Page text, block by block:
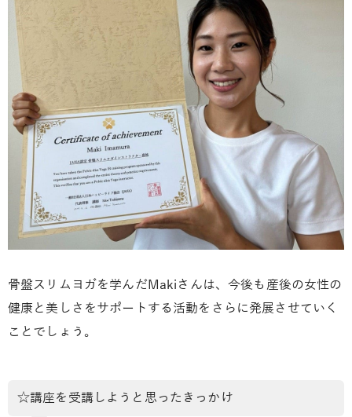
骨盤スリムヨガを学んだMakiさんは、今後も産後の女性の
健康と美しさをサポートする活動をさらに発展させていく
ことでしょう。
☆講座を受講しようと思ったきっかけ